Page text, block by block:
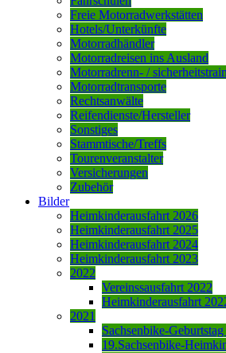
Freie Motorradwerkstätten
Hotels/Unterkünfte
Motorradhändler
Motorradreisen ins Ausland
Motorradrenn- /
Motorradtransporte
Rechtsanwälte
Reifendienste/Hersteller
Sonstiges
Stammtische/Treffs
Tourenveranstalter
Versicherungen
Zubehör
Bilder
Heimkinderausfahrt 2026
Heimkinderausfahrt 2025
Heimkinderausfahrt 2024
Heimkinderausfahrt 2023
2022
Vereinssausfahrt 2022
Heimkinderausfahrt
2021
Sachsenbike-Geburtstag
19.Sachsenbike-